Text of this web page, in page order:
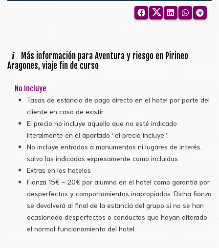
i
Más información para Aventura y riesgo en Pirineo
Aragones, viaje fin de curso
No Incluye
Tasas de estancia de pago directo en el hotel por parte del
cliente en caso de existir
El precio no incluye aquello que no esté indicado
literalmente en el apartado “el precio incluye”.
No incluye entradas a monumentos ni lugares de interés,
salvo las indicadas expresamente como incluidas
Extras en los hoteles
Fianza 15€ - 20€ por alumno en el hotel como garantía por
desperfectos y comportamientos inapropiados. Dicha fianza
se devolverá al final de la estancia del grupo si no se han
ocasionado desperfectos o conductas que hayan alterado
el normal funcionamiento del hotel.